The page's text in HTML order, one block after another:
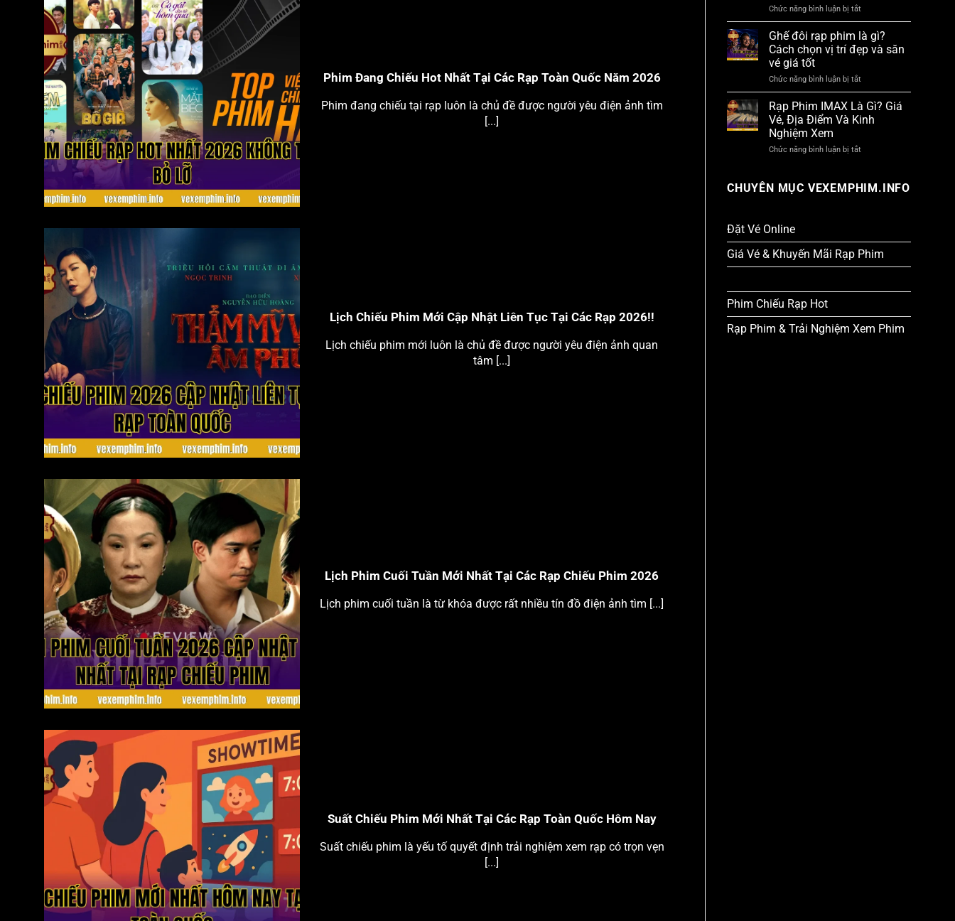
Phim chiếu rạp hot nhất 2026 không thể bỏ lỡ
Phim Đang Chiếu Hot Nhất Tại Các Rạp Toàn Quốc Năm 2026
Phim đang chiếu tại rạp luôn là chủ đề được người yêu điện ảnh tìm
[...]
Lịch chiếu phim 2026 cập nhật liên tục tại rạp toàn
quốc
Lịch Chiếu Phim Mới Cập Nhật Liên Tục Tại Các Rạp 2026!!
Lịch chiếu phim mới luôn là chủ đề được người yêu điện ảnh quan
tâm [...]
Lịch phim cuối tuần 2026 cập nhật mới nhất tại
rạp chiếu phim
Lịch Phim Cuối Tuần Mới Nhất Tại Các Rạp Chiếu Phim 2026
Lịch phim cuối tuần là từ khóa được rất nhiều tín đồ điện ảnh tìm [...]
Suất chiếu phim mới nhất hôm nay tại rạp toàn
Suất Chiếu Phim Mới Nhất Tại Các Rạp Toàn Quốc Hôm Nay
Suất chiếu phim là yếu tố quyết định trải nghiệm xem rạp có trọn vẹn
[...]
Check
In
Cực
Chất
Chức năng bình luận bị tắt
Nghiệm
Đi
Xem
Tiết
Kiệm
Và
Thú
Ghế đôi rạp phim là gì?
Cách chọn vị trí đẹp và săn
vé giá tốt
Chức năng bình luận bị tắt
đôi
rạp
phim
trí
tốt
Rạp Phim IMAX Là Gì? Giá
Vé, Địa Điểm Và Kinh
Nghiệm Xem
Chức năng bình luận bị tắt
Là
Điểm
Và
Kinh
CHUYÊN MỤC VEXEMPHIM.INFO
Đặt Vé Online
Giá Vé & Khuyến Mãi Rạp Phim
Phim Chiếu Rạp Hot
Rạp Phim & Trải Nghiệm Xem Phim